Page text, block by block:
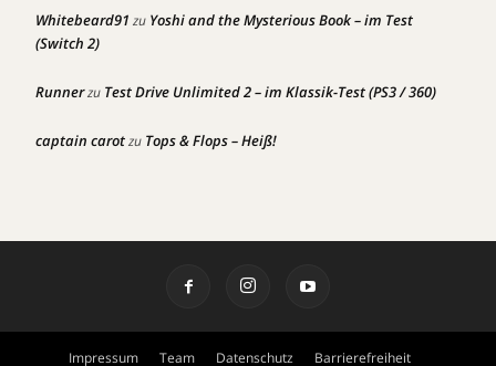
Whitebeard91 zu Yoshi and the Mysterious Book – im Test
(Switch 2)
Runnerzu Test Drive Unlimited 2 – im Klassik-Test (PS3 / 360)
captain carotzu Tops & Flops – Heiß!
Impressum Team Datenschutz Barrierefreiheit